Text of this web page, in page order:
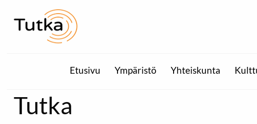
Etusivu Ympäristö Yhteiskunta
Tutka